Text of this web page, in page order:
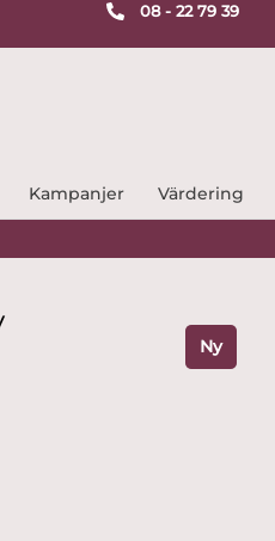
08 - 22 79 39
Kampanjer Värdering
Ny